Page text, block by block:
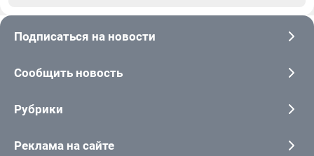
Подписаться на новости
Сообщить новость
Рубрики
Реклама на сайте